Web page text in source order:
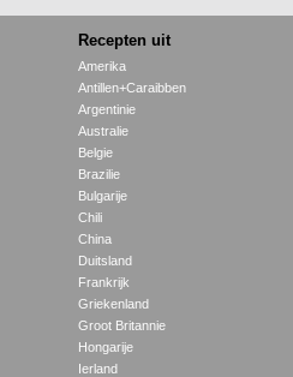
Recepten uit
Amerika
Antillen+Caraibben
Argentinie
Australie
Belgie
Brazilie
Bulgarije
Chili
China
Duitsland
Frankrijk
Griekenland
Groot Britannie
Hongarije
Ierland